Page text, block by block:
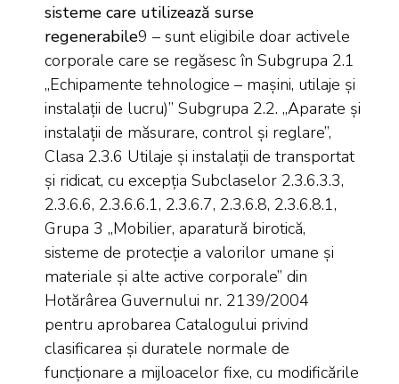
sisteme care utilizează surse
regenerabile9 – sunt eligibile doar activele
corporale care se regăsesc în Subgrupa 2.1
„Echipamente tehnologice – mașini, utilaje și
instalații de lucru)” Subgrupa 2.2. „Aparate și
instalații de măsurare, control și reglare”,
Clasa 2.3.6 Utilaje şi instalaţii de transportat
şi ridicat, cu excepția Subclaselor 2.3.6.3.3,
2.3.6.6, 2.3.6.6.1, 2.3.6.7, 2.3.6.8, 2.3.6.8.1,
Grupa 3 „Mobilier, aparatură birotică,
sisteme de protecție a valorilor umane și
materiale și alte active corporale” din
Hotărârea Guvernului nr. 2139/2004
pentru aprobarea Catalogului privind
clasificarea și duratele normale de
funcționare a mijloacelor fixe, cu modificările